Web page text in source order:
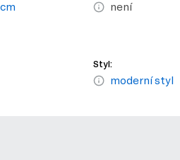
není
Styl:
moderní styl